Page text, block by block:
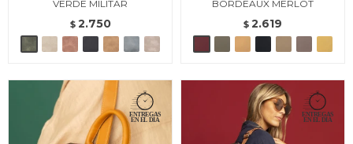
VERDE MILITAR
$ 2.750
BORDEAUX MERLOT
$ 2.619